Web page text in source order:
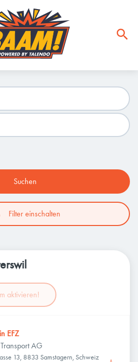
Suchen
Filter einschalten
aktivieren!
EFZ
AG
13, 8833 Samstagern, Schweiz